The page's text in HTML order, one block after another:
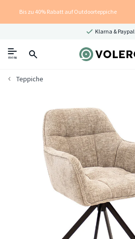
Bis zu 40% Rabatt auf Outdoorteppiche
Klarna & Paypal
menu
Teppiche